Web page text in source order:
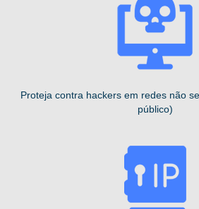
Proteja contra hackers em redes não
público)